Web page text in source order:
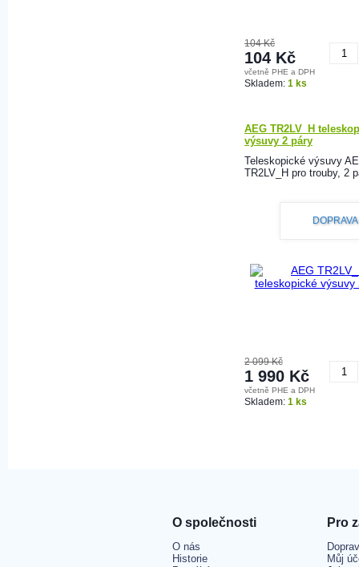
104 Kč
104 Kč
včetně PHE a DPH
Skladem: 1 ks
AEG TR2LV_H
výsuvy 2 páry
Teleskopické výsuvy
TR2LV_H pro trouby, 2
2 099 Kč
1 990 Kč
včetně PHE a DPH
Skladem: 1 ks
O společnosti
O nás
Historie
Pro
Můj